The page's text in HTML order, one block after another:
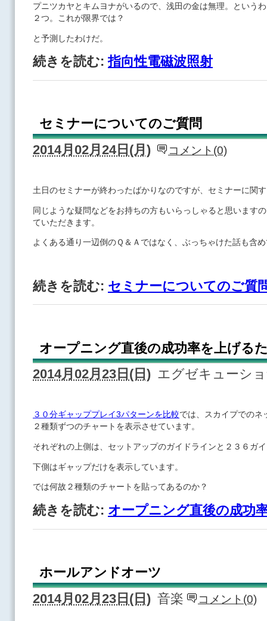
プニツカヤとキムヨナがいるので、浅田の金は無理。という
２つ。これが限界では？
と予測したわけだ。
続きを読む:指向性電磁波照射
セミナーについてのご質問
2014月02月24日(月)
コメント(0)
土日のセミナーが終わったばかりなのですが、セミナーに関
同じような疑問などをお持ちの方もいらっしゃると思います
ていただきます。
よくある通り一辺倒のＱ＆Ａではなく、ぶっちゃけた話も含
続きを読む: セミナーについてのご質
オープニング直後の成功率を上げる
2014月02月23日(日) エグゼキューシ
３０分ギャッププレイ3パターンを比較では、スカイプでのネ
２種類ずつのチャートを表示させています。
それぞれの上側は、セットアップのガイドラインと２３６ガ
下側はギャップだけを表示しています。
では何故２種類のチャートを貼ってあるのか？
続きを読む: オープニング直後の成功
ホールアンドオーツ
2014月02月23日(日) 音楽 コメント(0)